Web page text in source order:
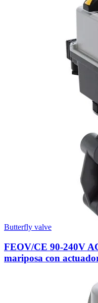
Butterfly valve
FEOV/CE 90-240V
mariposa con